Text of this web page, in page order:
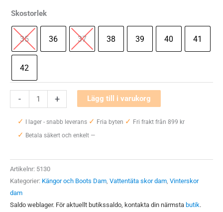
Skostorlek
35 36 37 38 39 40 41
42
-
Talus
Perform
GTX
+ Lägg till i varukorg
✓ I lager - snabb leverans ✓ Fria byten ✓ Fri frakt från 899 kr
✓ Betala säkert och enkelt —
Artikelnr: 5130
Kategorier: Kängor och Boots Dam Vattentäta skor dam Vinterskor
dam
Saldo weblager. För aktuellt butikssaldo, kontakta din närmsta butik.